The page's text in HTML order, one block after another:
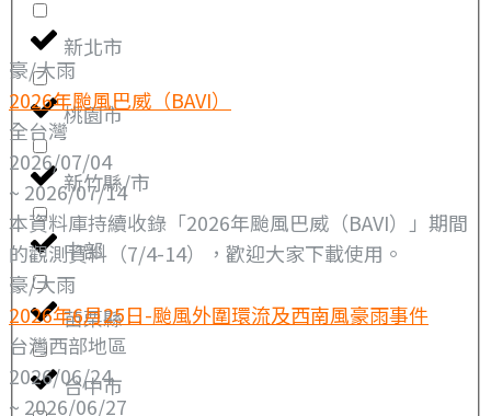
新北市
桃園市
新竹縣/市
中部
苗栗縣
台中市
豪/大雨
2026年颱風巴威（BAVI）
全台灣
2026/07/04
~ 2026/07/14
本資料庫持續收錄「2026年颱風巴威（BAVI）」期間
的觀測資料（7/4-14），歡迎大家下載使用。
豪/大雨
2026年6月25日-颱風外圍環流及西南風豪雨事件
台灣西部地區
2026/06/24
~ 2026/06/27